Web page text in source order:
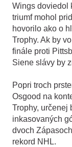
Wings doviedol
triumf mohol
hovorilo ako o
Trophy. Ak by
finále proti
Siene slávy by
Popri troch
Osgood na
Trophy, určenej
inkasovaných
dvoch
rekord NHL.